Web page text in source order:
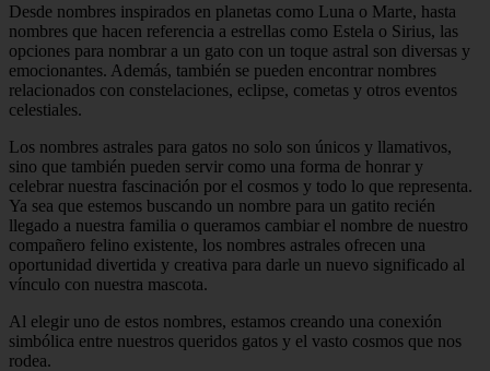
Desde nombres inspirados en planetas como Luna o Marte, hasta
nombres que hacen referencia a estrellas como Estela o Sirius, las
opciones para nombrar a un gato con un toque astral son diversas y
emocionantes. Además, también se pueden encontrar nombres
relacionados con constelaciones, eclipse, cometas y otros eventos
celestiales.
Los nombres astrales para gatos no solo son únicos y llamativos,
sino que también pueden servir como una forma de honrar y
celebrar nuestra fascinación por el cosmos y todo lo que representa.
Ya sea que estemos buscando un nombre para un gatito recién
llegado a nuestra familia o queramos cambiar el nombre de nuestro
compañero felino existente, los nombres astrales ofrecen una
oportunidad divertida y creativa para darle un nuevo significado al
vínculo con nuestra mascota.
Al elegir uno de estos nombres, estamos creando una conexión
simbólica entre nuestros queridos gatos y el vasto cosmos que nos
rodea.